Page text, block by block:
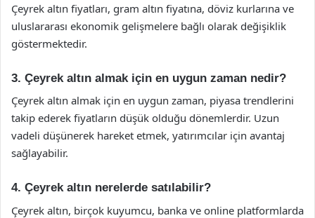
Çeyrek altın fiyatları, gram altın fiyatına, döviz kurlarına ve
uluslararası ekonomik gelişmelere bağlı olarak değişiklik
göstermektedir.
3. Çeyrek altın almak için en uygun zaman nedir?
Çeyrek altın almak için en uygun zaman, piyasa trendlerini
takip ederek fiyatların düşük olduğu dönemlerdir. Uzun
vadeli düşünerek hareket etmek, yatırımcılar için avantaj
sağlayabilir.
4. Çeyrek altın nerelerde satılabilir?
Çeyrek altın, birçok kuyumcu, banka ve online platformlarda